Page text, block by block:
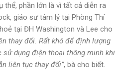
thể, phần lớn là vì tất cả diễn ra
giáo sư tâm lý tại Phòng Thí
tại ĐH Washington và Lee cho
thay đổi. Rất khó để định lượng
dụng điện thoại thông minh khi
liên tục thay đổi”, bà cho biết.